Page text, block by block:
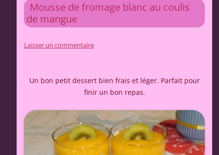
Mousse de fromage blanc au coulis
de mangue
Laisser un commentaire
Un bon petit dessert bien frais et léger. Parfait pour
finir un bon repas.